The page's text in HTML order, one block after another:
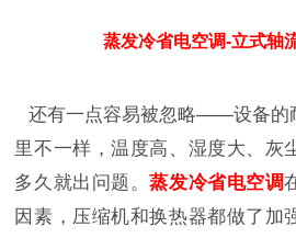
蒸发冷省电空调-立式轴
还有一点容易被忽略——设备的
里不一样，温度高、湿度大、灰
多久就出问题。蒸发冷省电空调
因素，压缩机和换热器都做了加